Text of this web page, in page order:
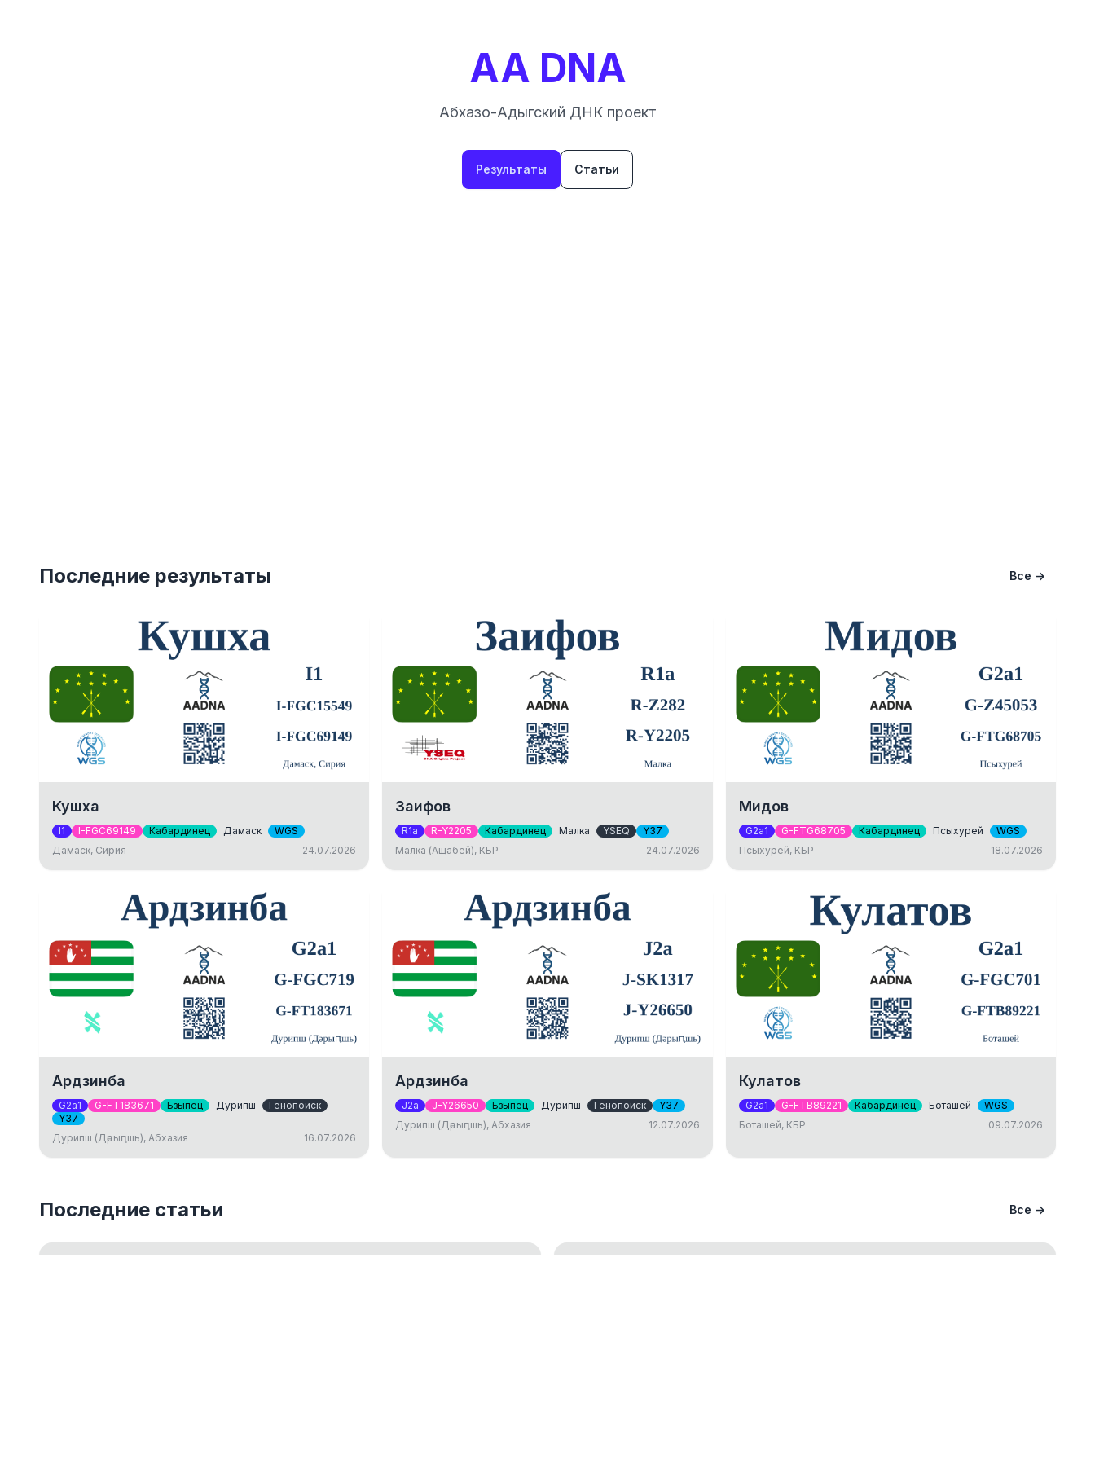
AA DNA
Абхазо-Адыгский ДНК проект
Результаты Статьи
Последние результаты Все →
Кушха
I1 I-FGC69149 Кабардинец Дамаск
WGS
Дамаск, Сирия
24.07.2026
Заифов
R1a R-Y2205 Кабардинец Малка YSEQ
Y37
Малка (Ащабей), КБР
24.07.2026
Мидов
G2a1 G-FTG68705 Кабардинец Псыхурей
WGS
Псыхурей, КБР
18.07.2026
Ардзинба
G2a1 G-FT183671 Бзыпец Дурипш
Генопоиск
Y37
Дурипш (Дәрыԥшь), Абхазия
16.07.2026
Ардзинба
J2a J-Y26650 Бзыпец Дурипш Генопоиск
Y37
Дурипш (Дәрыԥшь), Абхазия
12.07.2026
Кулатов
G2a1 G-FTB89221 Кабардинец Боташей
WGS
Боташей, КБР
09.07.2026
Последние статьи Все →